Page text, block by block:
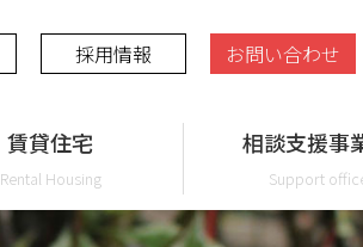
採用情報 お問い合わせ
賃貸住宅
Rental Housing
相談支援事
Support